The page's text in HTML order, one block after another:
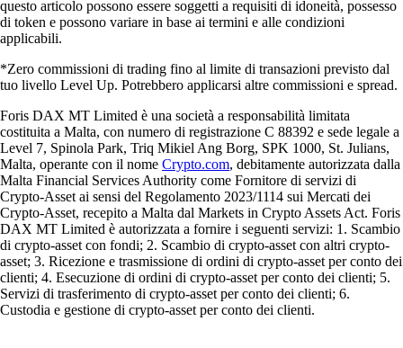
questo articolo possono essere soggetti a requisiti di idoneità, possesso
di token e possono variare in base ai termini e alle condizioni
applicabili.
*Zero commissioni di trading fino al limite di transazioni previsto dal
tuo livello Level Up. Potrebbero applicarsi altre commissioni e spread.
Foris DAX MT Limited è una società a responsabilità limitata
costituita a Malta, con numero di registrazione C 88392 e sede legale a
Level 7, Spinola Park, Triq Mikiel Ang Borg, SPK 1000, St. Julians,
Malta, operante con il nome Crypto.com, debitamente autorizzata dalla
Malta Financial Services Authority come Fornitore di servizi di
Crypto-Asset ai sensi del Regolamento 2023/1114 sui Mercati dei
Crypto-Asset, recepito a Malta dal Markets in Crypto Assets Act. Foris
DAX MT Limited è autorizzata a fornire i seguenti servizi: 1. Scambio
di crypto-asset con fondi; 2. Scambio di crypto-asset con altri crypto-
asset; 3. Ricezione e trasmissione di ordini di crypto-asset per conto dei
clienti; 4. Esecuzione di ordini di crypto-asset per conto dei clienti; 5.
Servizi di trasferimento di crypto-asset per conto dei clienti; 6.
Custodia e gestione di crypto-asset per conto dei clienti.